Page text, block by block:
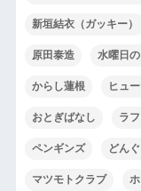
新垣結衣（ガッキー）
原田泰造 水曜日
からし蓮根 ヒュ
おとぎばなし ラ
ペンギンズ どん
マツモトクラブ